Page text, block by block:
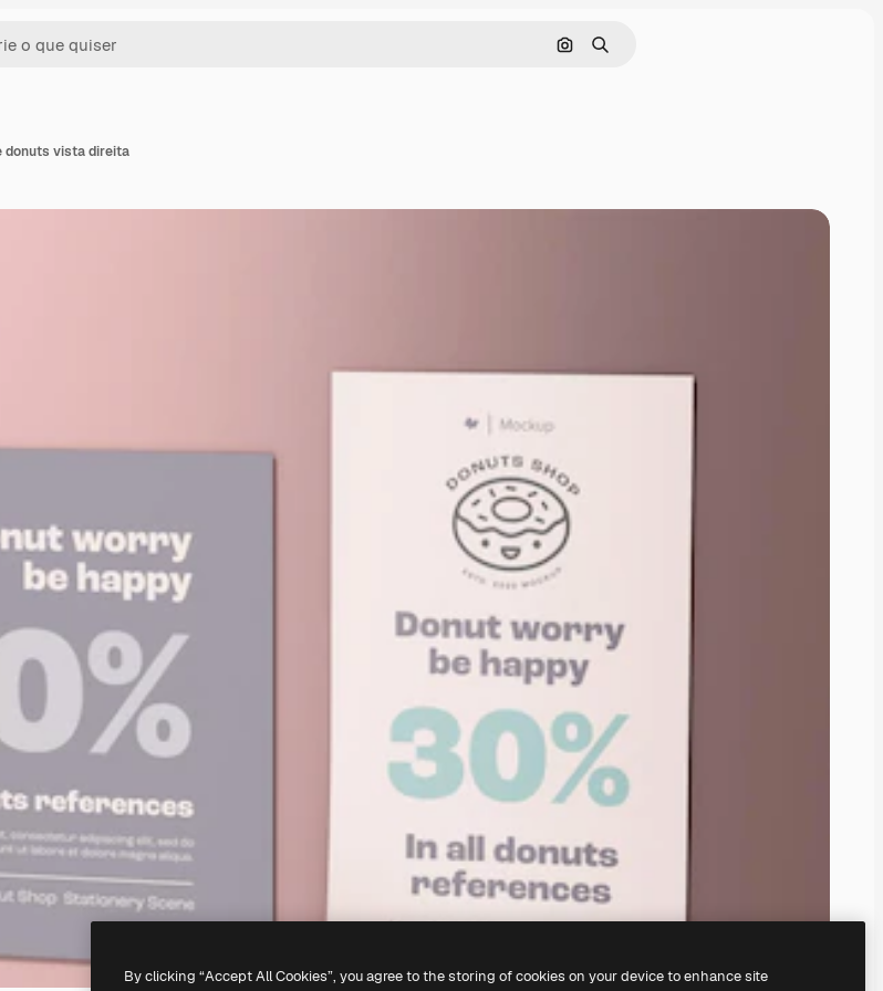
Pesquisar por imagem
Buscar
donuts vista direita
By clicking “Accept All Cookies”, you agree to the storing of cookies on your device to enhance site